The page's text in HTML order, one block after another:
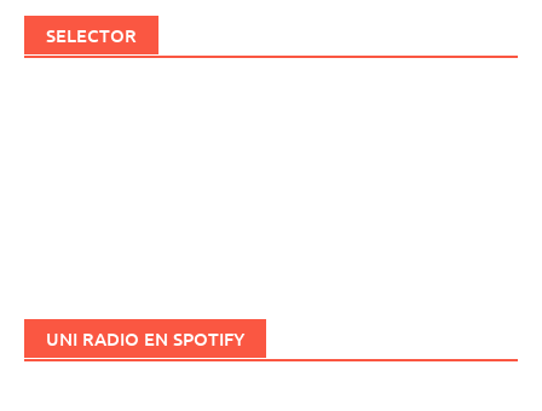
SELECTOR
UNI RADIO EN SPOTIFY